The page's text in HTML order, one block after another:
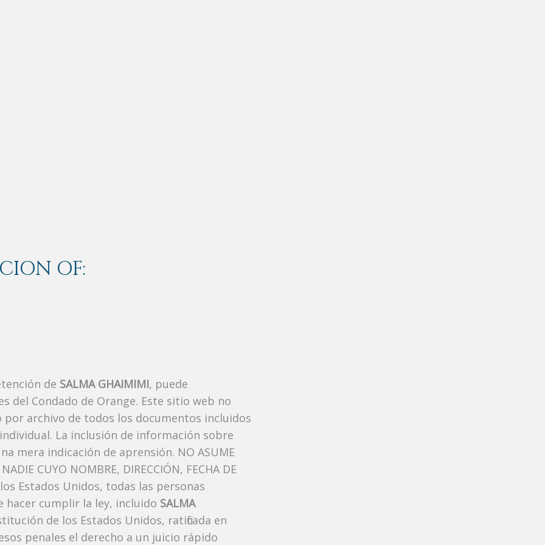
OF:
de SALMA GHAIMIMI, puede
del Condado de Orange. Este sitio web no
archivo de todos los documentos incluidos
La inclusión de información sobre
mera indicación de aprensión. NO ASUME
CUYO NOMBRE, DIRECCIÓN, FECHA DE
los Estados Unidos, todas las personas
hacer cumplir la ley, incluido SALMA
de los Estados Unidos, ratificada en
penales el derecho a un juicio rápido